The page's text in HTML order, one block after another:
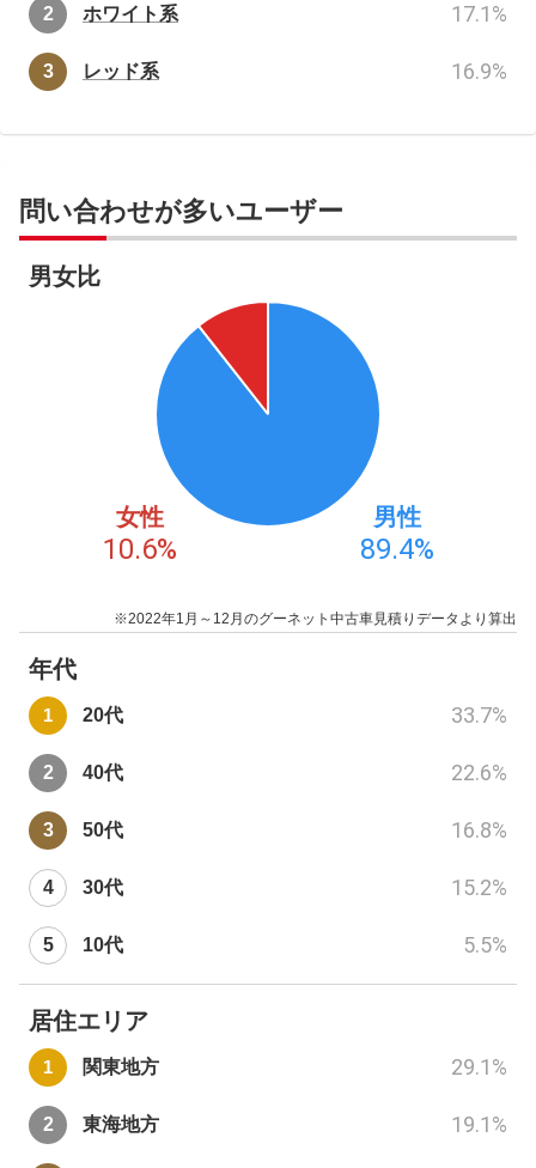
ホワイト系 17.1%
レッド系 16.9%
問い合わせが多いユーザー
男女比
女性
10.6%
男性
89.4%
※2022年1月～12月のグーネット中古車見積りデータより算出
年代
20代 33.7%
40代 22.6%
50代 16.8%
30代 15.2%
10代 5.5%
居住エリア
関東地方 29.1%
東海地方 19.1%